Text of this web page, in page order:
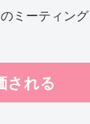
ミーティン
される